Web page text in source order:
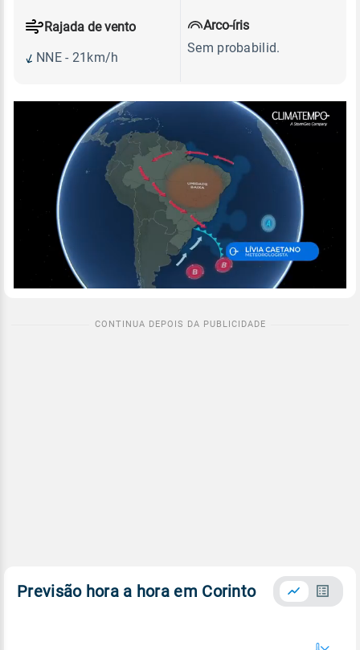
Rajada de vento
NNE - 21km/h
Arco-íris
Sem probabilid.
Previsão hora a hora em Corinto